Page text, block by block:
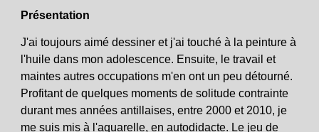
Présentation
J'ai toujours aimé dessiner et j'ai touché à la peinture à
l'huile dans mon adolescence. Ensuite, le travail et
maintes autres occupations m'en ont un peu détourné.
Profitant de quelques moments de solitude contrainte
durant mes années antillaises, entre 2000 et 2010, je
me suis mis à l'aquarelle, en autodidacte. Le jeu de